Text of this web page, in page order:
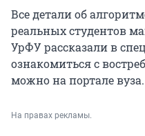
Все детали об
реальных студентов
УрФУ рассказали в
ознакомиться с
можно на портале вуза.
На правах рекламы.